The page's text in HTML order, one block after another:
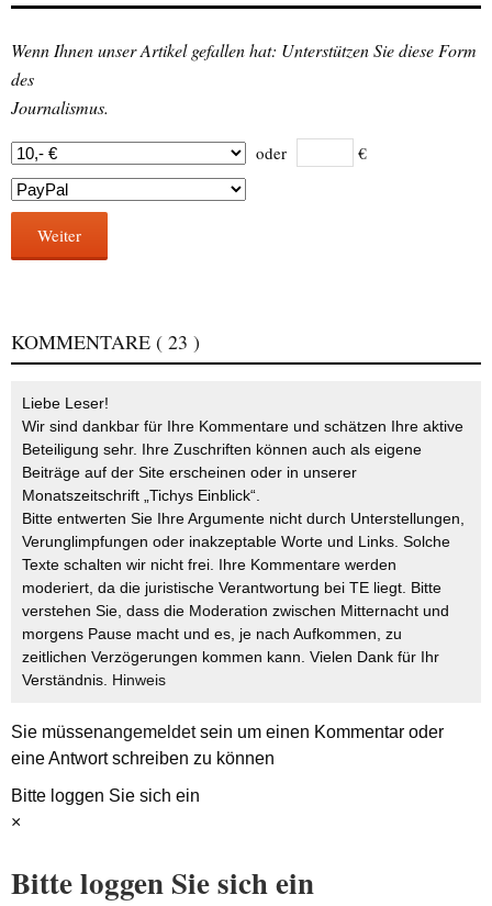
Wenn Ihnen unser Artikel gefallen hat: Unterstützen Sie diese Form
des
Journalismus.
oder €
Weiter
KOMMENTARE ( 23 )
Liebe Leser!
Wir sind dankbar für Ihre Kommentare und schätzen Ihre aktive
Beteiligung sehr. Ihre Zuschriften können auch als eigene
Beiträge auf der Site erscheinen oder in unserer
Monatszeitschrift „Tichys Einblick“.
Bitte entwerten Sie Ihre Argumente nicht durch Unterstellungen,
Verunglimpfungen oder inakzeptable Worte und Links. Solche
Texte schalten wir nicht frei. Ihre Kommentare werden
moderiert, da die juristische Verantwortung bei TE liegt. Bitte
verstehen Sie, dass die Moderation zwischen Mitternacht und
morgens Pause macht und es, je nach Aufkommen, zu
zeitlichen Verzögerungen kommen kann. Vielen Dank für Ihr
Verständnis. Hinweis
Sie müssenangemeldetsein um einen Kommentar oder
eine Antwort schreiben zu können
Bitte loggen Sie sich ein
×
Bitte loggen Sie sich ein